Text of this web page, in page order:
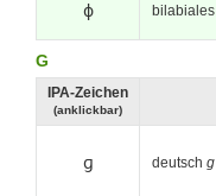
ɸ bilabiales
G
IPA-Zeichen
(anklickbar)
ɡ deutsch g